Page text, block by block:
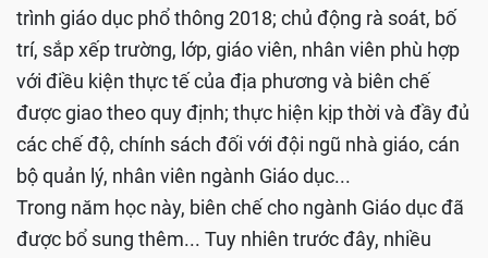
trình giáo dục phổ thông 2018; chủ động rà soát, bố
trí, sắp xếp trường, lớp, giáo viên, nhân viên phù hợp
với điều kiện thực tế của địa phương và biên chế
được giao theo quy định; thực hiện kịp thời và đầy đủ
các chế độ, chính sách đối với đội ngũ nhà giáo, cán
bộ quản lý, nhân viên ngành Giáo dục...
Trong năm học này, biên chế cho ngành Giáo dục đã
được bổ sung thêm... Tuy nhiên trước đây, nhiều